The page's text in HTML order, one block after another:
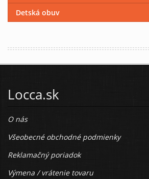
Detská obuv
Locca.sk
O nás
Všeobecné obchodné podmienky
Reklamačný poriadok
Výmena / vrátenie tovaru